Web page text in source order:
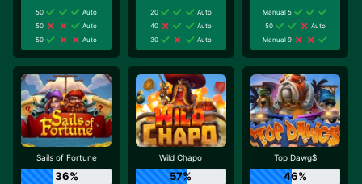
50
Auto
50
Auto
50
Auto
20
Auto
40
Auto
30
Auto
Manual 5
50
Auto
Manual 9
Sails of Fortune
36%
Wild Chapo
57%
Top Dawg$
46%